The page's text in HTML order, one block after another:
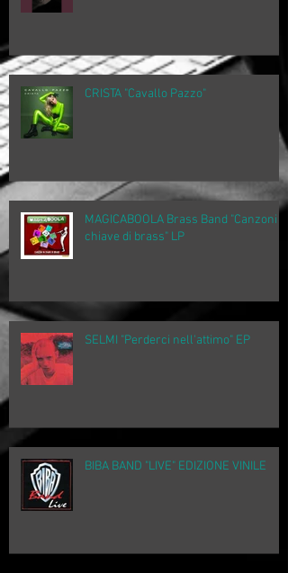
CRISTA "Cavallo Pazzo"
MAGICABOOLA Brass Band "Canzoni in
chiave di brass" LP
SELMI "Perderci nell'attimo" EP
BIBA BAND "LIVE" EDIZIONE VINILE